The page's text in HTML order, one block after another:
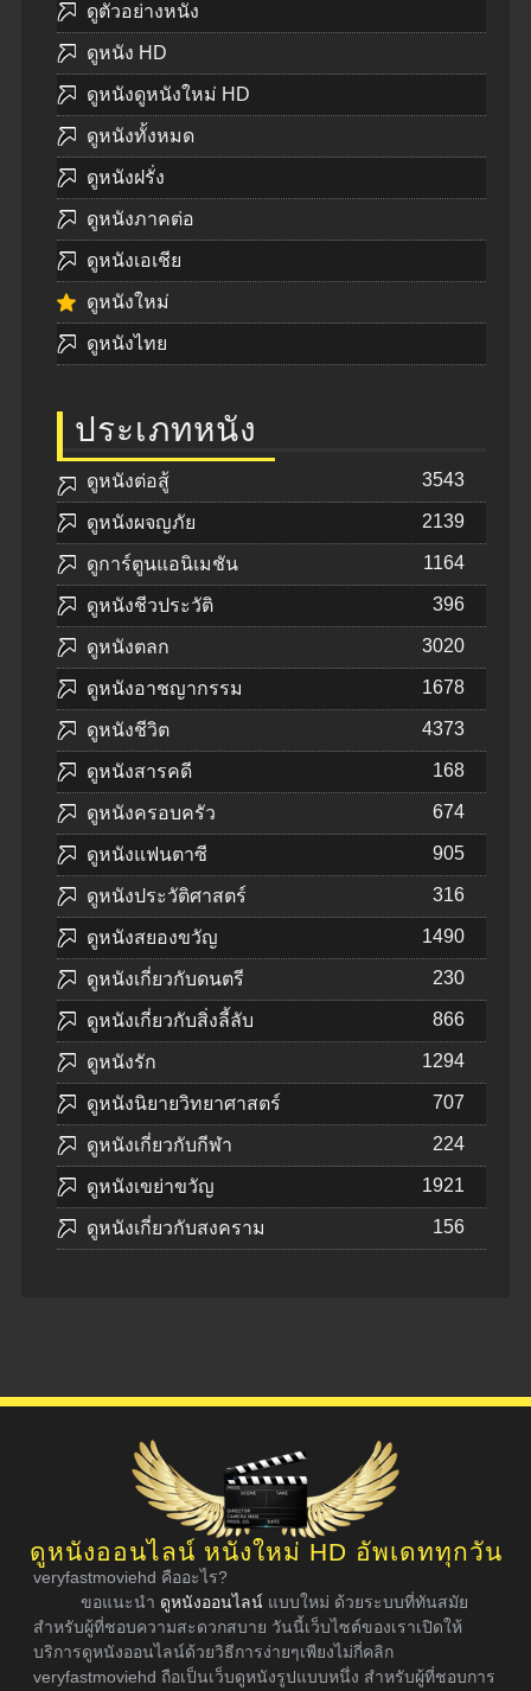
ดูตัวอย่างหนัง
ดูหนัง HD
ดูหนังดูหนังใหม่ HD
ดูหนังทั้งหมด
ดูหนังฝรั่ง
ดูหนังภาคต่อ
ดูหนังเอเชีย
ดูหนังใหม่
ดูหนังไทย
ประเภทหนัง
ดูหนังต่อสู้ 3543
ดูหนังผจญภัย 2139
ดูการ์ตูนแอนิเมชัน 1164
ดูหนังชีวประวัติ 396
ดูหนังตลก 3020
ดูหนังอาชญากรรม 1678
ดูหนังชีวิต 4373
ดูหนังสารคดี 168
ดูหนังครอบครัว 674
ดูหนังแฟนตาซี 905
ดูหนังประวัติศาสตร์ 316
ดูหนังสยองขวัญ 1490
ดูหนังเกี่ยวกับดนตรี 230
ดูหนังเกี่ยวกับสิ่งลี้ลับ 866
ดูหนังรัก 1294
ดูหนังนิยายวิทยาศาสตร์ 707
ดูหนังเกี่ยวกับกีฬา 224
ดูหนังเขย่าขวัญ 1921
ดูหนังเกี่ยวกับสงคราม 156
ดูหนังออนไลน์ หนังใหม่ HD อัพเดททุกวัน
veryfastmoviehd คืออะไร?
ขอแนะนำ ดูหนังออนไลน์ แบบใหม่ ด้วยระบบที่ทันสมัย
สำหรับผู้ที่ชอบความสะดวกสบาย วันนี้เว็บไซต์ของเราเปิดให้
บริการดูหนังออนไลน์ด้วยวิธีการง่ายๆเพียงไม่กี่คลิก
veryfastmoviehd ถือเป็นเว็บดูหนังรูปแบบหนึ่ง สำหรับผู้ที่ชอบการ